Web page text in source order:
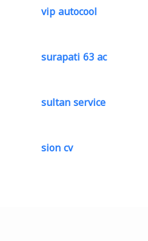
vip autocool
surapati 63 ac
sultan service
sion cv